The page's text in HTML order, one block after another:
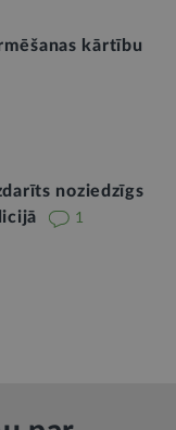
kārtību
noziedzīgs
1